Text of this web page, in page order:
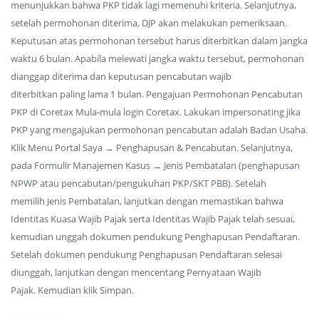
menunjukkan bahwa PKP tidak lagi memenuhi kriteria. Selanjutnya,
setelah permohonan diterima, DJP akan melakukan pemeriksaan.
Keputusan atas permohonan tersebut harus diterbitkan dalam jangka
waktu 6 bulan. Apabila melewati jangka waktu tersebut, permohonan
dianggap diterima dan keputusan pencabutan wajib
diterbitkan paling lama 1 bulan. Pengajuan Permohonan Pencabutan
PKP di Coretax Mula-mula login Coretax. Lakukan impersonating jika
PKP yang mengajukan permohonan pencabutan adalah Badan Usaha.
Klik Menu Portal Saya → Penghapusan & Pencabutan. Selanjutnya,
pada Formulir Manajemen Kasus → Jenis Pembatalan (penghapusan
NPWP atau pencabutan/pengukuhan PKP/SKT PBB). Setelah
memilih Jenis Pembatalan, lanjutkan dengan memastikan bahwa
Identitas Kuasa Wajib Pajak serta Identitas Wajib Pajak telah sesuai,
kemudian unggah dokumen pendukung Penghapusan Pendaftaran.
Setelah dokumen pendukung Penghapusan Pendaftaran selesai
diunggah, lanjutkan dengan mencentang Pernyataan Wajib
Pajak. Kemudian klik Simpan.